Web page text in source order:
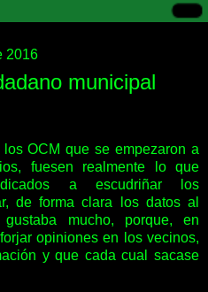
2016
municipal
OCM que se empezaron a
fuesen realmente lo que
a escudriñar los
de forma clara los datos al
mucho, porque, en
opiniones en los vecinos,
y que cada cual sacase